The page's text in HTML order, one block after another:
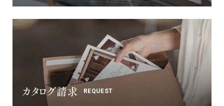
カタログ請求 REQUEST